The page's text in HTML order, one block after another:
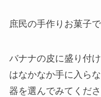
庶民の手作りお菓子
バナナの皮に盛り付
はなかなか手に入ら
器を選んでみてくださ